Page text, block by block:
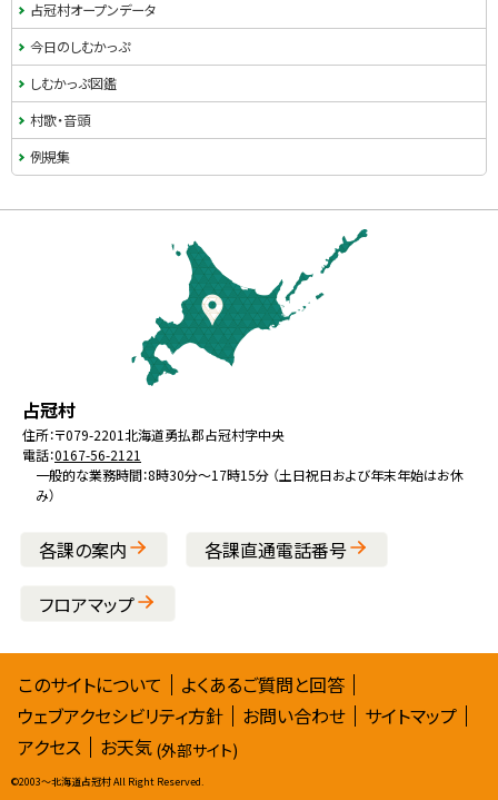
占冠村オープンデータ
今日のしむかっぷ
しむかっぷ図鑑
村歌・音頭
例規集
北
海
道
占冠村役
場
住所：〒079-2201北海道勇払郡占冠村字中央
電話：0167-56-2121
一般的な業務時間：8時30分～17時15分 （土日祝日および年末年始はお休
み）
各課の案内 各課直通電話番号
フロアマップ
サ
イ
ト
このサイトについて
よくあるご質問と回答
ウェブアクセシビリティ方針
お問い合わせ
サイトマップ
アクセス
お天気 (外部サイト)
©2003〜北海道占冠村 All Right Reserved.